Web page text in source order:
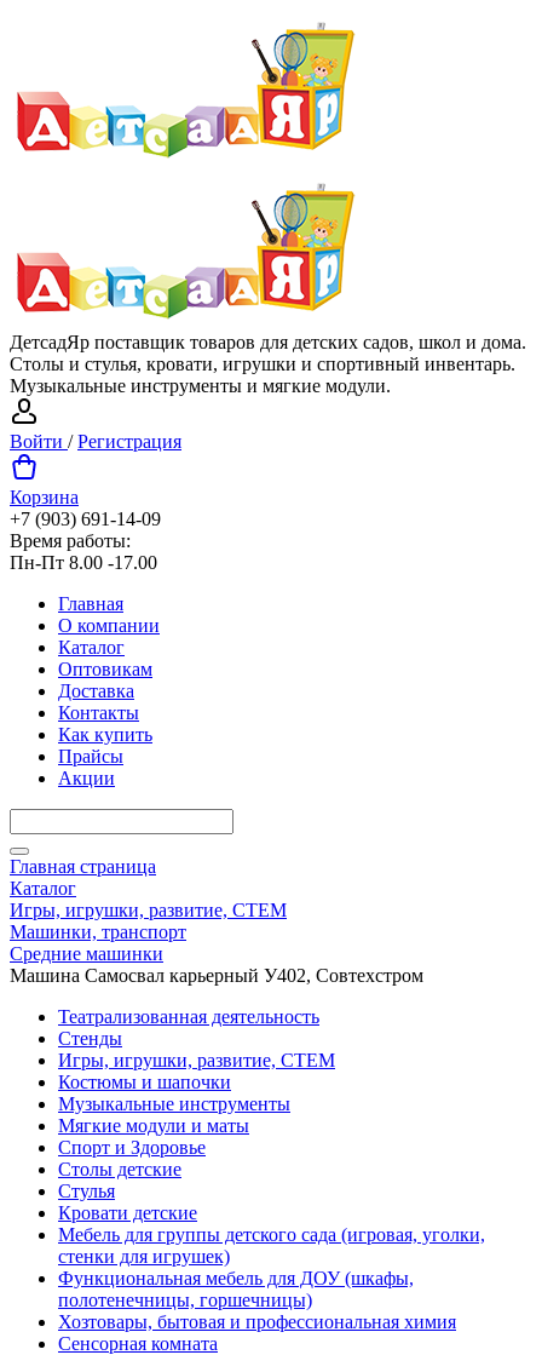
ДетсадЯр поставщик товаров для детских садов, школ и дома.
Столы и стулья, кровати, игрушки и спортивный инвентарь.
Музыкальные инструменты и мягкие модули.
Войти /Регистрация
Корзина
+7 (903) 691-14-09
Время работы:
Пн-Пт 8.00 -17.00
Главная
О компании
Каталог
Оптовикам
Доставка
Контакты
Как купить
Прайсы
Акции
Главная страница
Каталог
Игры, игрушки, развитие, СТЕМ
Машинки, транспорт
Средние машинки
Машина Самосвал карьерный У402, Совтехстром
Театрализованная деятельность
Стенды
Игры, игрушки, развитие, СТЕМ
Костюмы и шапочки
Музыкальные инструменты
Мягкие модули и маты
Спорт и Здоровье
Столы детские
Стулья
Кровати детские
Мебель для группы детского сада (игровая, уголки,
стенки для игрушек)
Функциональная мебель для ДОУ (шкафы,
полотенечницы, горшечницы)
Хозтовары, бытовая и профессиональная химия
Сенсорная комната